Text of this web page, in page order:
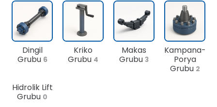
Dingil
Grubu 6
Kriko
Grubu 4
Makas
Grubu 3
Kampana-
Porya
Grubu 2
Hidrolik Lift
Grubu 0